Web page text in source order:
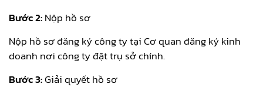
Bước 2:Nộp hồ sơ
Nộp hồ sơ đăng ký công ty tại Cơ quan đăng ký kinh
doanh nơi công ty đặt trụ sở chính.
Bước 3:Giải quyết hồ sơ